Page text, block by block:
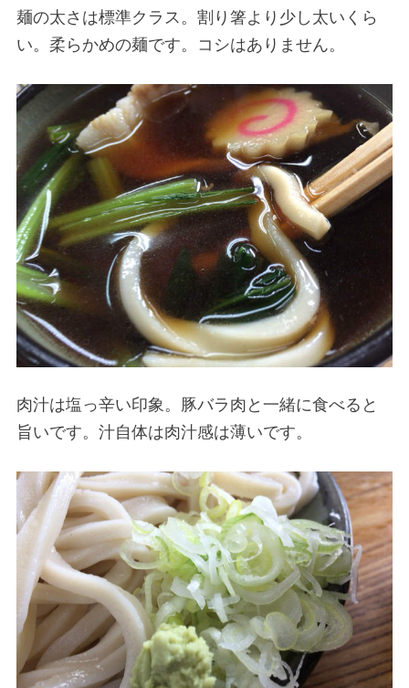
麺の太さは標準クラス。割り箸より少し太いくら
い。柔らかめの麺です。コシはありません。
肉汁は塩っ辛い印象。豚バラ肉と一緒に食べると
旨いです。汁自体は肉汁感は薄いです。